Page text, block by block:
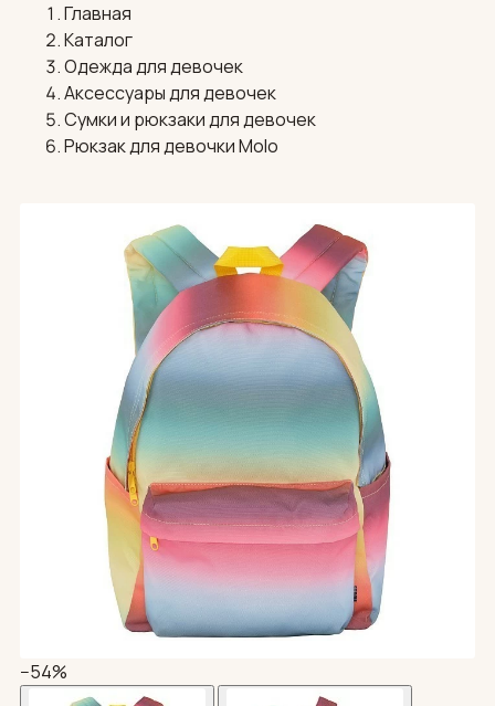
Главная
Каталог
Одежда для девочек
Аксессуары для девочек
Сумки и рюкзаки для девочек
Рюкзак для девочки Molo
−54%